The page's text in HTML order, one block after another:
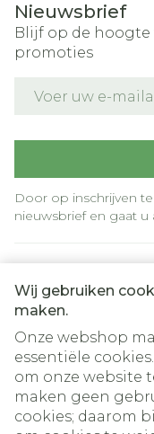
Wij gebruiken
maken.
Onze webshop
essentiële
om onze website
maken geen
cookies; daarom
Nieuwsbrief
Blijf op de
promoties
Door op inschrijven
nieuwsbrief en gaat
Juridische links